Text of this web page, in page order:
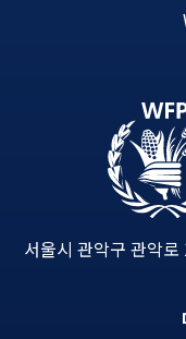
서울시 관악구 관악